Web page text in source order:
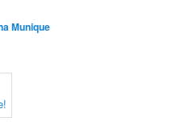
Munique